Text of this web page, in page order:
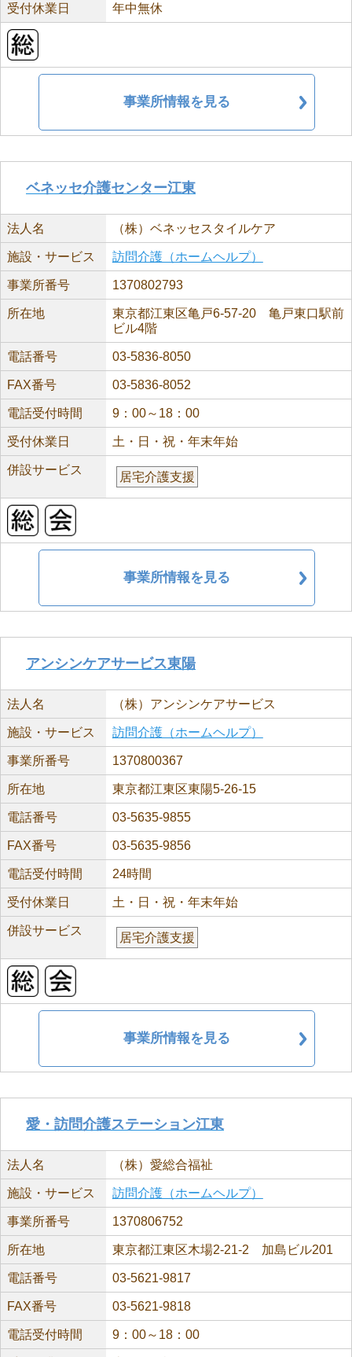
受付休業日 年中無休
事業所情報を見る
ベネッセ介護センター江東
法人名 （株）ベネッセスタイルケア
施設・サービス 訪問介護（ホームヘルプ）
事業所番号 1370802793
所在地
東京都江東区亀戸6-57-20 亀戸東口駅前
ビル4階
電話番号 03-5836-8050
FAX番号 03-5836-8052
電話受付時間 9：00～18：00
受付休業日 土・日・祝・年末年始
併設サービス
居宅介護支援
事業所情報を見る
アンシンケアサービス東陽
法人名 （株）アンシンケアサービス
施設・サービス 訪問介護（ホームヘルプ）
事業所番号 1370800367
所在地 東京都江東区東陽5-26-15
電話番号 03-5635-9855
FAX番号 03-5635-9856
電話受付時間 24時間
受付休業日 土・日・祝・年末年始
併設サービス
居宅介護支援
事業所情報を見る
愛・訪問介護ステーション江東
法人名 （株）愛総合福祉
施設・サービス 訪問介護（ホームヘルプ）
事業所番号 1370806752
所在地 東京都江東区木場2-21-2 加島ビル201
電話番号 03-5621-9817
FAX番号 03-5621-9818
電話受付時間 9：00～18：00